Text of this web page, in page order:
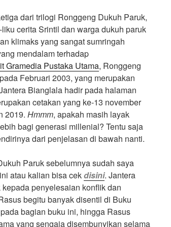
dari trilogi Ronggeng Dukuh Paruk,
cerita Srintil dan warga dukuh paruk
klimaks yang sangat sumringah
mendalam terhadap
Gramedia Pustaka Utama, Ronggeng
Februari 2003, yang merupakan
Bianglala hadir pada halaman
cetakan yang ke-13 november
2019. Hmmm, apakah masih layak
bagi generasi millenial? Tentu saja
dari penjelasan di bawah nanti.
Paruk sebelumnya sudah saya
atau kalian bisa cekdisini. Jantera
penyelesaian konflik dan
begitu banyak disentil di Buku
bagian buku ini, hingga Rasus
yang sengaja disembunyikan selama